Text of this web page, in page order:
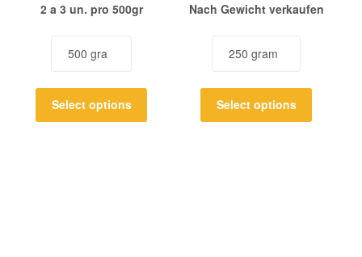
2 a 3 un. pro 500gr
Select options
Nach Gewicht verkaufen
Select options